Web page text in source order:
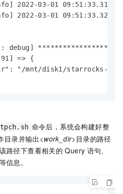
2022-03-01 09:51:33.318
2022-03-01 09:51:33.324
: debug]
=> {
"/mnt/disk1/starrocks-
命令后，系统会构建好整
目录并输出 <work_dir> 目录的路径
路径下查看相关的 Query 语句、
信息。